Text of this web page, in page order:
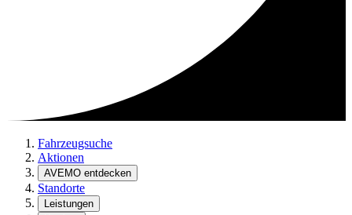
Fahrzeugsuche
Aktionen
AVEMO entdecken
Standorte
Leistungen